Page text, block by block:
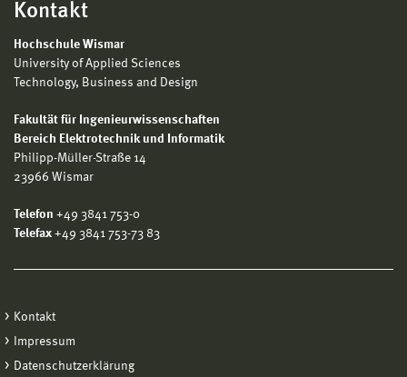
Kontakt
Hochschule Wismar
University of Applied Sciences
Technology, Business and Design
Fakultät für Ingenieurwissenschaften
Bereich Elektrotechnik und Informatik
Philipp-Müller-Straße 14
23966 Wismar
Telefon +49 3841 753-0
Telefax +49 3841 753-73 83
Kontakt
Impressum
Datenschutzerklärung